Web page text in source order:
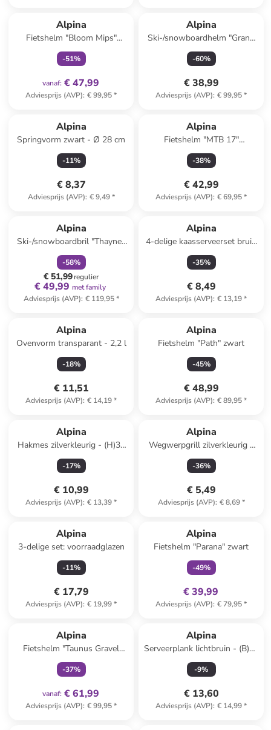
Alpina
Fietshelm "Bloom Mips"
lichtbruin
-51%
vanaf: € 47,99
Adviesprijs (AVP): € 99,95*
Alpina
Ski-/snowboardhelm "Grand
Jr" paars
-60%
€ 38,99
Adviesprijs (AVP): € 99,95*
Alpina
Springvorm zwart - Ø 28 cm
-11%
€ 8,37
Adviesprijs (AVP): € 9,49*
Alpina
Fietshelm "MTB 17"
donkergrijs
-38%
€ 42,99
Adviesprijs (AVP): € 69,95*
Alpina
Ski-/snowboardbril "Thaynes
Q" wit/lichtroze
-58%
€ 51,99regulier
€ 49,99 met family
Adviesprijs (AVP): € 119,95*
Alpina
4-delige kaasserveerset bruin
- (B)32 x (H)17,5 x (D)1,5 cm
-35%
€ 8,49
Adviesprijs (AVP): € 13,19*
Alpina
Ovenvorm transparant - 2,2 l
-18%
€ 11,51
Adviesprijs (AVP): € 14,19*
Alpina
Fietshelm "Path" zwart
-45%
€ 48,99
Adviesprijs (AVP): € 89,95*
Alpina
Hakmes zilverkleurig - (H)31
cm
-17%
€ 10,99
Adviesprijs (AVP): € 13,39*
Alpina
Wegwerpgrill zilverkleurig -
(B)31 x (H)24 cm
-36%
€ 5,49
Adviesprijs (AVP): € 8,69*
Alpina
3-delige set: voorraadglazen
-11%
€ 17,79
Adviesprijs (AVP): € 19,99*
Alpina
Fietshelm "Parana" zwart
-49%
€ 39,99
Adviesprijs (AVP): € 79,95*
Alpina
Fietshelm "Taunus Gravel
Mips" crème
-37%
vanaf: € 61,99
Adviesprijs (AVP): € 99,95*
Alpina
Serveerplank lichtbruin - (B)38
x (H)20,5 x (D)5,5 cm
-9%
€ 13,60
Adviesprijs (AVP): € 14,99*